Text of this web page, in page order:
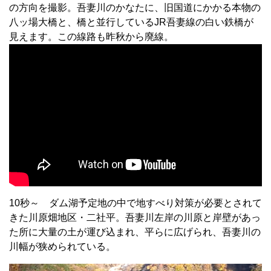
の方向を撮影。吾妻川のかなたに、旧国道にかかる本物の
八ッ場大橋と、橋と並行しているJR吾妻線の白い鉄橋が
見えます。この線路も昨秋から廃線。
10秒～ ダム湖予定地の中で地すべり対策が必要とされて
きた川原畑地区・二社平。吾妻川左岸の川原と岸壁があっ
た所に大量の土が運び込まれ、平らに広げられ、吾妻川の
川幅が狭められている。